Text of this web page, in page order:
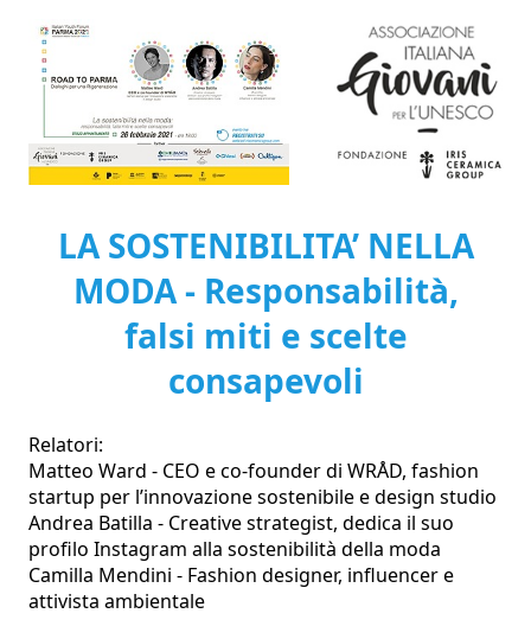
LA SOSTENIBILITA’ NELLA
MODA - Responsabilità,
falsi miti e scelte
consapevoli
Relatori:
Matteo Ward - CEO e co-founder di WRÅD, fashion
startup per l’innovazione sostenibile e design studio
Andrea Batilla - Creative strategist, dedica il suo
profilo Instagram alla sostenibilità della moda
Camilla Mendini - Fashion designer, influencer e
attivista ambientale